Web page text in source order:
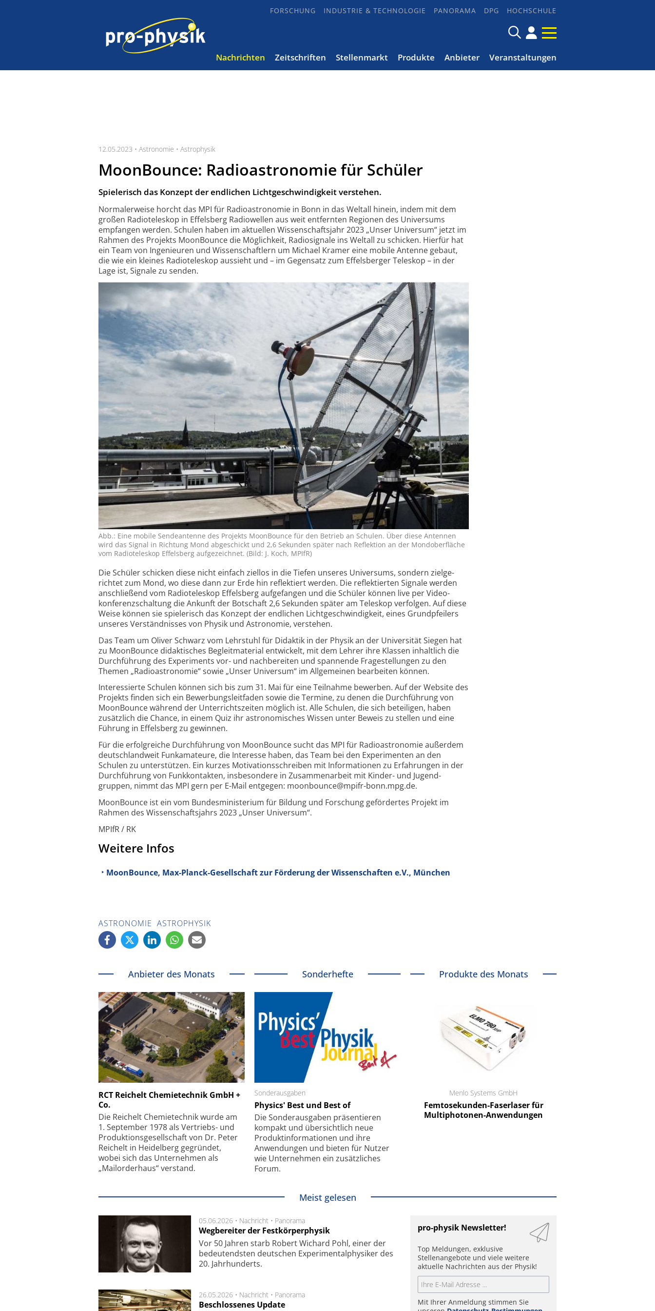
FORSCHUNG INDUSTRIE & TECHNOLOGIE PANORAMA DPG HOCHSCHULE
Nachrichten Zeitschriften Stellenmarkt Produkte Anbieter Veranstaltungen
12.05.2023 • Astronomie • Astrophysik
MoonBounce: Radioastronomie für Schüler
Spielerisch das Konzept der endlichen Lichtgeschwindigkeit verstehen.
Normalerweise horcht das MPI für Radioastronomie in Bonn in das Weltall hinein, indem mit dem
großen Radioteleskop in Effelsberg Radiowellen aus weit entfernten Regionen des Universums
empfangen werden. Schulen haben im aktuellen Wissen­schafts­jahr 2023 „Unser Universum“ jetzt im
Rahmen des Projekts MoonBounce die Möglichkeit, Radiosignale ins Weltall zu schicken. Hierfür hat
ein Team von Ingenieuren und Wissen­schaftlern um Michael Kramer eine mobile Antenne gebaut,
die wie ein kleines Radioteleskop aussieht und – im Gegensatz zum Effels­berger Teleskop – in der
Lage ist, Signale zu senden.
Abb.: Eine mobile Sende­antenne des Projekts MoonBounce für den Betrieb an Schulen. Über diese Antennen
wird das Signal in Richtung Mond ab­ge­schickt und 2,6 Sekunden später nach Re­flek­tion an der Mond­ober­fläche
vom Radio­tele­skop Effels­berg auf­ge­zeichnet. (Bild: J. Koch, MPIfR)
Die Schüler schicken diese nicht einfach ziellos in die Tiefen unseres Universums, sondern ziel­ge­
richtet zum Mond, wo diese dann zur Erde hin reflektiert werden. Die reflektierten Signale werden
anschließend vom Radioteleskop Effelsberg aufgefangen und die Schüler können live per Video­
konferenz­schaltung die Ankunft der Botschaft 2,6 Sekunden später am Teleskop verfolgen. Auf diese
Weise können sie spielerisch das Konzept der endlichen Licht­geschwin­dig­keit, eines Grund­pfeilers
unseres Verständnisses von Physik und Astronomie, verstehen.
Das Team um Oliver Schwarz vom Lehrstuhl für Didaktik in der Physik an der Universität Siegen hat
zu MoonBounce didaktisches Begleit­material entwickelt, mit dem Lehrer ihre Klassen inhaltlich die
Durch­führung des Experiments vor- und nachbereiten und spannende Frage­stellungen zu den
Themen „Radio­astronomie“ sowie „Unser Universum“ im Allgemeinen bearbeiten können.
Interessierte Schulen können sich bis zum 31. Mai für eine Teilnahme bewerben. Auf der Website des
Projekts finden sich ein Bewerbungs­leit­faden sowie die Termine, zu denen die Durch­führung von
MoonBounce während der Unterrichts­zeiten möglich ist. Alle Schulen, die sich beteiligen, haben
zusätzlich die Chance, in einem Quiz ihr astro­nomisches Wissen unter Beweis zu stellen und eine
Führung in Effelsberg zu gewinnen.
Für die erfolgreiche Durch­führung von MoonBounce sucht das MPI für Radio­astronomie außerdem
deutsch­land­weit Funk­amateure, die Interesse haben, das Team bei den Experi­menten an den
Schulen zu unter­stützen. Ein kurzes Motivations­schreiben mit Infor­ma­tionen zu Erfahrungen in der
Durch­führung von Funk­kontakten, insbesondere in Zusammen­arbeit mit Kinder- und Jugend­
gruppen, nimmt das MPI gern per E-Mail entgegen: moonbounce@mpifr-bonn.mpg.de.
MoonBounce ist ein vom Bundes­ministerium für Bildung und Forschung gefördertes Projekt im
Rahmen des Wissen­schafts­jahrs 2023 „Unser Universum“.
MPIfR / RK
Weitere Infos
MoonBounce, Max-Planck-Gesellschaft zur Förderung der Wissenschaften e.V., München
ASTRONOMIE ASTROPHYSIK
Anbieter des Monats
RCT Reichelt Chemietechnik GmbH +
Co.
Die Reichelt Chemietechnik wurde am
1. September 1978 als Vertriebs- und
Produktionsgesellschaft von Dr. Peter
Reichelt in Heidelberg gegründet,
wobei sich das Unternehmen als
„Mailorderhaus“ verstand.
Sonderhefte
Sonderausgaben
Physics' Best und Best of
Die Sonder­ausgaben präsentieren
kompakt und übersichtlich neue
Produkt­informationen und ihre
Anwendungen und bieten für Nutzer
wie Unternehmen ein zusätzliches
Forum.
Produkte des Monats
Schäfter + Kirchhoff GmbH
Feinfokussierungsmechanismus
Elektronenmikroskopie auf
kleinstem Raum
Menlo Systems GmbH
Femtosekunden-Faserlaser für
Multiphotonen-Anwendungen
Meist gelesen
05.06.2026 • Nachricht • Panorama
Wegbereiter der Festkörperphysik
Vor 50 Jahren starb Robert Wichard Pohl, einer der
bedeutendsten deutschen Experimentalphysiker des
20. Jahrhunderts.
26.05.2026 • Nachricht • Panorama
Beschlossenes Update
pro-physik Newsletter!
Top Meldungen, exklusive
Stellenangebote und viele weitere
aktuelle Nachrichten aus der Physik!
Mit Ihrer Anmeldung stimmen Sie